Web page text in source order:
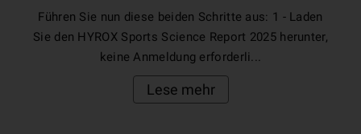
Führen Sie nun diese beiden Schritte aus: 1 - Laden
Sie den HYROX Sports Science Report 2025 herunter,
keine Anmeldung erforderli...
Lese mehr